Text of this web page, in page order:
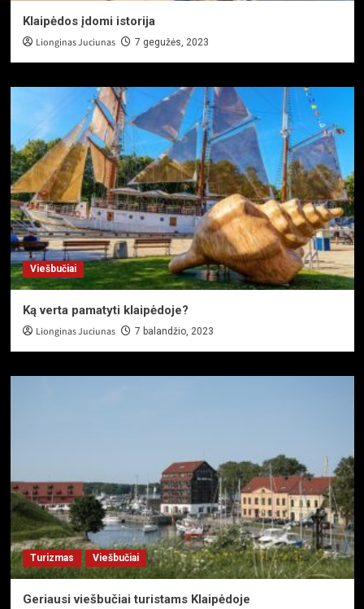
Klaipėdos įdomi istorija
Lionginas Juciunas 7 gegužės, 2023
Viešbučiai
Ką verta pamatyti klaipėdoje?
Lionginas Juciunas 7 balandžio, 2023
Turizmas Viešbučiai
Geriausi viešbučiai turistams Klaipėdoje